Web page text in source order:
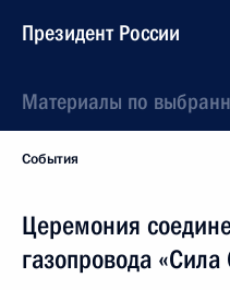
Президент России
Материалы по
События
Церемония
газопровода